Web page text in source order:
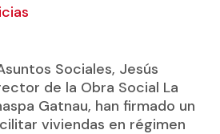
Sociales, Jesús
de la Obra Social La
Gatnau, han firmado un
viviendas en régimen